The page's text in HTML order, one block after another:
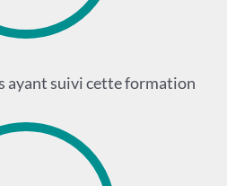
ayant suivi cette formation